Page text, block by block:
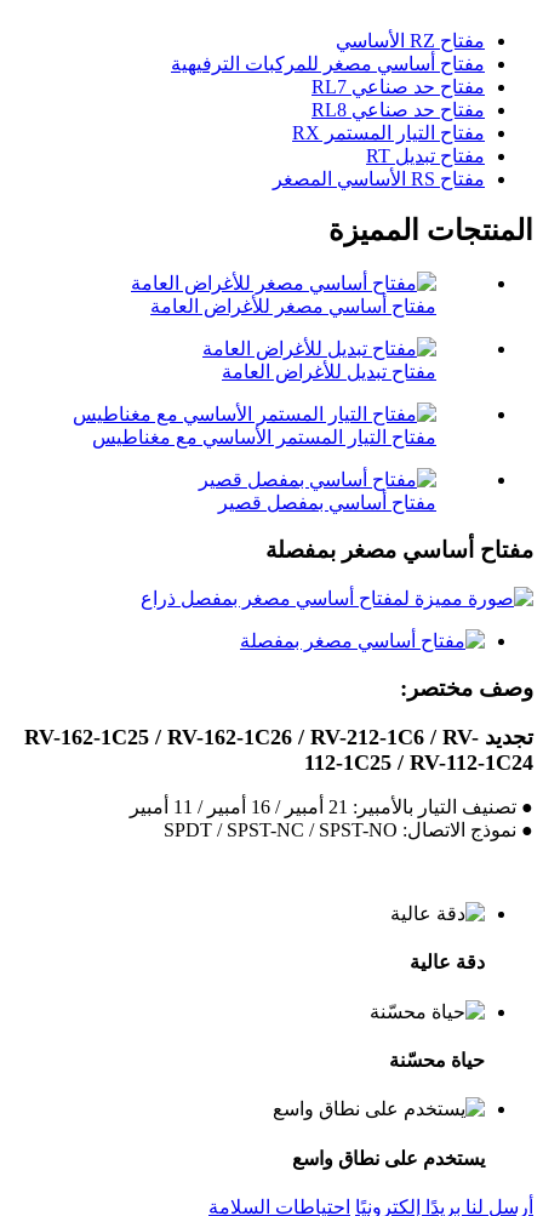
مفتاح RZ الأساسي
مفتاح أساسي مصغر للمركبات الترفيهية
مفتاح حد صناعي RL7
مفتاح حد صناعي RL8
مفتاح التيار المستمر RX
مفتاح تبديل RT
مفتاح RS الأساسي المصغر
المنتجات المميزة
مفتاح أساسي مصغر للأغراض العامة
مفتاح تبديل للأغراض العامة
مفتاح التيار المستمر الأساسي مع مغناطيس
مفتاح أساسي بمفصل قصير
مفتاح أساسي مصغر بمفصلة
وصف مختصر:
تجديد RV-162-1C25 / RV-162-1C26 / RV-212-1C6 / RV-
112-1C25 / RV-112-1C24
● تصنيف التيار بالأمبير: 21 أمبير / 16 أمبير / 11 أمبير
● نموذج الاتصال: SPDT / SPST-NC / SPST-NO
دقة عالية
حياة محسّنة
يستخدم على نطاق واسع
أرسل لنا بريدًا إلكترونيًا احتياطات السلامة